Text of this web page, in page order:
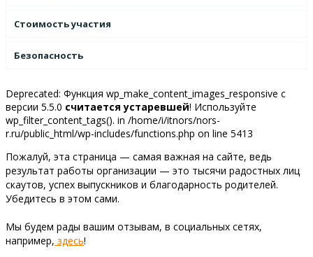
Стоимость участия
Безопасность
Deprecated: Функция wp_make_content_images_responsive с
версии 5.5.0 считается устаревшей! Используйте
wp_filter_content_tags(). in /home/i/itnors/nors-
r.ru/public_html/wp-includes/functions.php on line 5413
Пожалуй, эта страница — самая важная на сайте, ведь
результат работы организации — это тысячи радостных лиц
скаутов, успех выпускников и благодарность родителей.
Убедитесь в этом сами.
Мы будем рады вашим отзывам, в социальных сетях,
например, здесь!